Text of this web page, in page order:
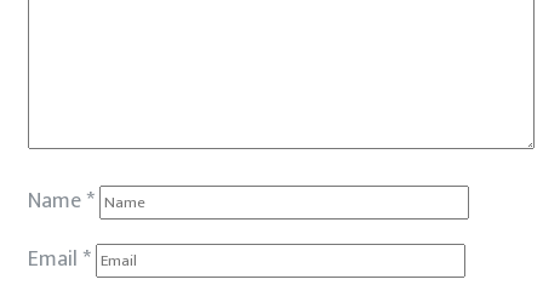
Name*
Email *